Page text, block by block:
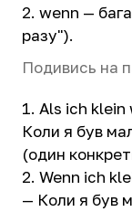
wenn —
разу").
Подивись на
Als ich klein
Коли я був
(один
Wenn ich
— Коли я був